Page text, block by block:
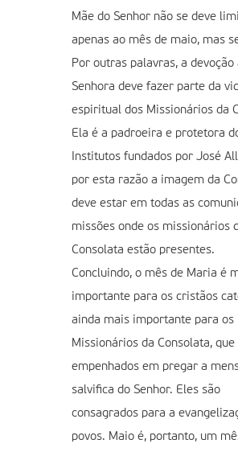
Mãe do Senhor não se deve
apenas ao mês de maio, mas
Por outras palavras, a devoção
Senhora deve fazer parte da
espiritual dos Missionários da
Ela é a padroeira e protetora
Institutos fundados por José
por esta razão a imagem da
deve estar em todas as
missões onde os missionários
Consolata estão presentes.
Concluindo, o mês de Maria é
importante para os cristãos
ainda mais importante para os
Missionários da Consolata, que
empenhados em pregar a
salvifica do Senhor. Eles são
consagrados para a
povos. Maio é, portanto, um